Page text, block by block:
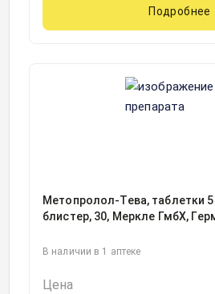
Подробнее
Метопролол-Тева, таблетки
блистер, 30, Меркле ГмбХ,
В наличии в 1 аптеке
Цена